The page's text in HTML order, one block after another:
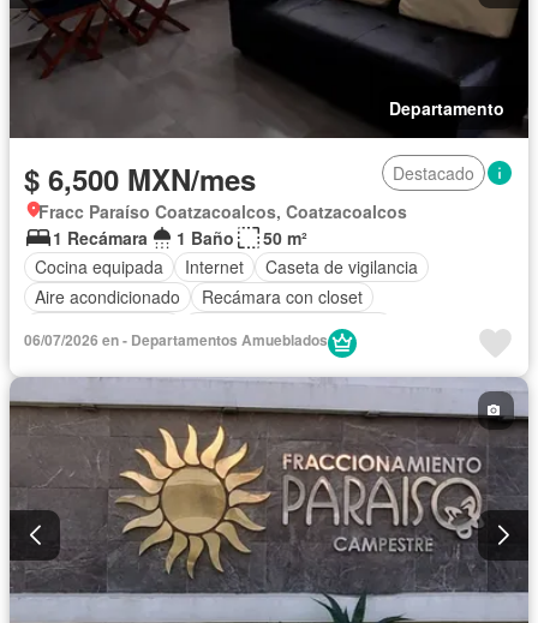
Departamento
$ 6,500 MXN/mes
Destacado
Fracc Paraíso Coatzacoalcos, Coatzacoalcos
1 Recámara
1 Baño
50 m²
Cocina equipada
Internet
Caseta de vigilancia
Aire acondicionado
Recámara con closet
Parcialmente amueblado
06/07/2026 en - Departamentos Amueblados